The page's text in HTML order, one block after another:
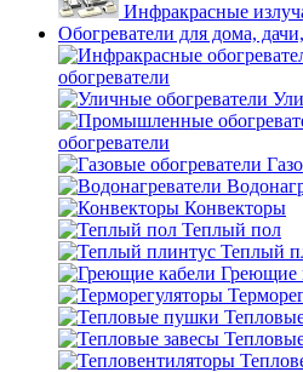
Инфракрасные
Обогреватели для дома,
обогреватели
обогреватели
Конвекторы
Теплый пол
Теплый
Греющие